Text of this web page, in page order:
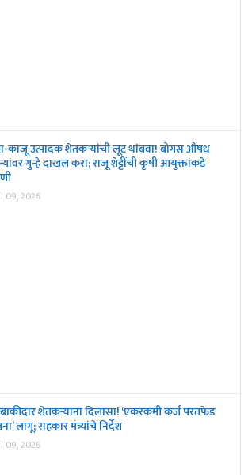
काजू उत्पादक शेतकऱ्यांची लूट थांबवा! बोगस औषध
गुन्हे दाखल करा; राजू शेट्टींची कृषी आयुक्तांकडे
09, 2026
शेतकऱ्यांना दिलासा! ‘एकरकमी कर्ज परतफेड
लागू; सहकार मंत्र्यांचे निर्देश
09, 2026